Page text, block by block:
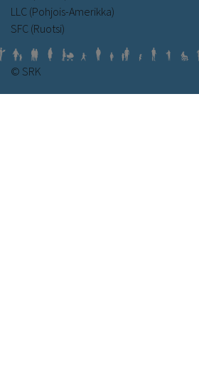
LLC (Pohjois-Amerikka)
SFC (Ruotsi)
© SRK